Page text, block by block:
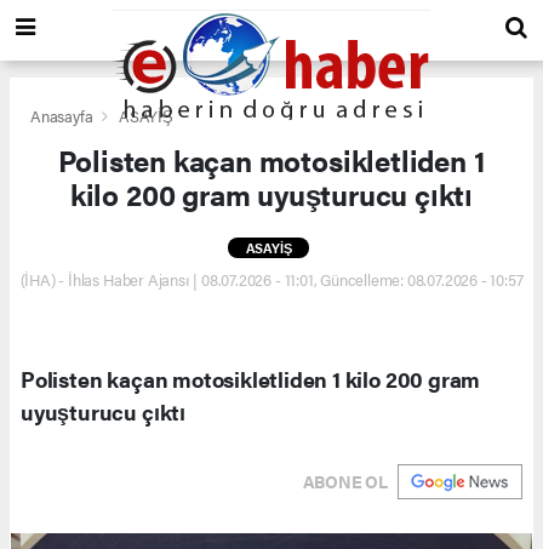
Anasayfa ASAYİŞ
Polisten kaçan motosikletliden 1
kilo 200 gram uyuşturucu çıktı
ASAYİŞ
(İHA) - İhlas Haber Ajansı | 08.07.2026 - 11:01, Güncelleme: 08.07.2026 - 10:57
Polisten kaçan motosikletliden 1 kilo 200 gram
uyuşturucu çıktı
ABONE OL